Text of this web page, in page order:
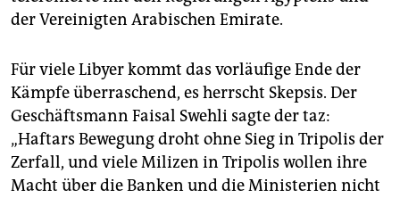
der Vereinigten Arabischen Emirate.
Für viele Libyer kommt das vorläufige Ende der
Kämpfe überraschend, es herrscht Skepsis. Der
Geschäftsmann Faisal Swehli sagte der taz:
„Haftars Bewegung droht ohne Sieg in Tripolis der
Zerfall, und viele Milizen in Tripolis wollen ihre
Macht über die Banken und die Ministerien nicht